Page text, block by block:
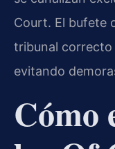
Court. El bufete
tribunal
evitando
Cómo